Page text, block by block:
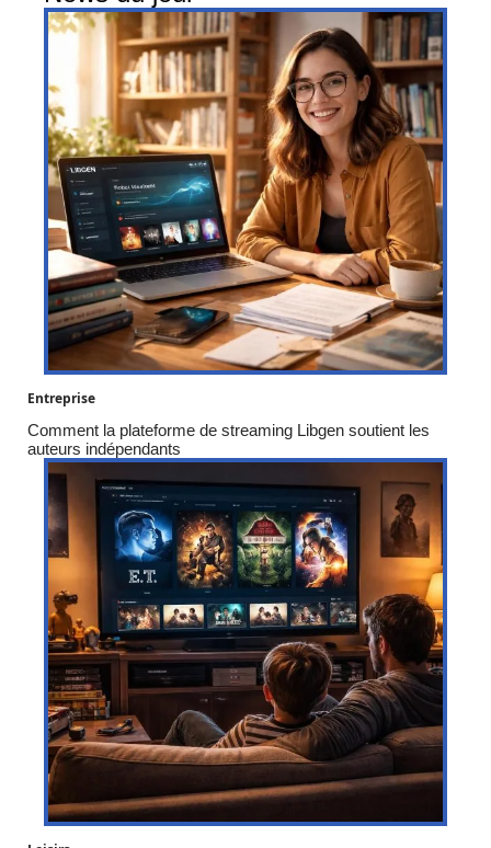
Entreprise
Comment la plateforme de streaming Libgen soutient les
auteurs indépendants